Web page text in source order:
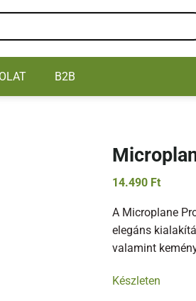
B2B
14.490 Ft
A Microplane
elegáns
valamint
Készleten